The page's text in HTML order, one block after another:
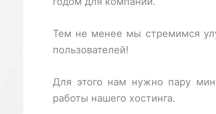
Тем не менее мы стремимся
пользователей!
Для этого нам нужно пару
работы нашего хостинга.